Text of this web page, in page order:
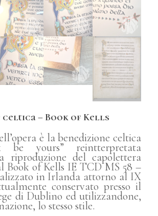
celtica – Book of Kells
è la benedizione celtica
be yours” reintterpretata
riproduzione del capolettera
Book of Kells IE TCD MS 58 –
in Irlanda attorno al IX
conservato presso il
di Dublino ed utilizzandone,
lo stesso stile.